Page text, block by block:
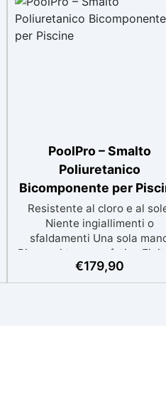
PoolPro – Smalto
Poliuretanico
Bicomponente per
Resistente al cloro e al
Niente ingiallimenti o
sfaldamenti Una sola
Risparmi tempo e fatica
liscia e impermeabile:
professionale anche fai-
€179,90